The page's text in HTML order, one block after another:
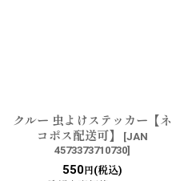
クルー 虫よけステッカー【ネ
コポス配送可】
[JAN
4573373710730]
550 円(税込)